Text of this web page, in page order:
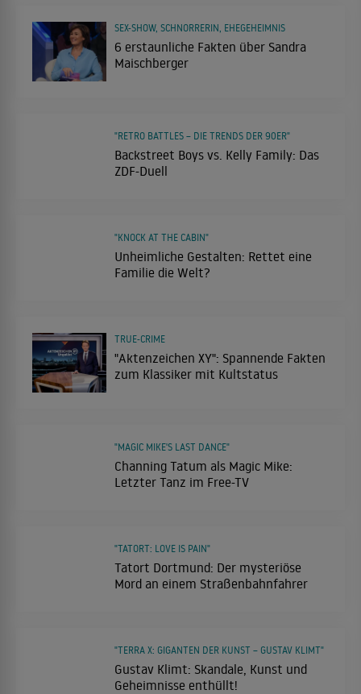
6 erstaunliche Fakten über Sandra
Maischberger
SEX-SHOW, SCHNORRERIN, EHEGEHEIMNIS
Backstreet Boys vs. Kelly Family: Das
ZDF-Duell
"RETRO BATTLES – DIE TRENDS DER 90ER"
Unheimliche Gestalten: Rettet eine
Familie die Welt?
"KNOCK AT THE CABIN"
"Aktenzeichen XY": Spannende Fakten
zum Klassiker mit Kultstatus
TRUE-CRIME
Channing Tatum als Magic Mike:
Letzter Tanz im Free-TV
"MAGIC MIKE'S LAST DANCE"
Tatort Dortmund: Der mysteriöse
Mord an einem Straßenbahnfahrer
"TATORT: LOVE IS PAIN"
Gustav Klimt: Skandale, Kunst und
Geheimnisse enthüllt!
"TERRA X: GIGANTEN DER KUNST – GUSTAV KLIMT"